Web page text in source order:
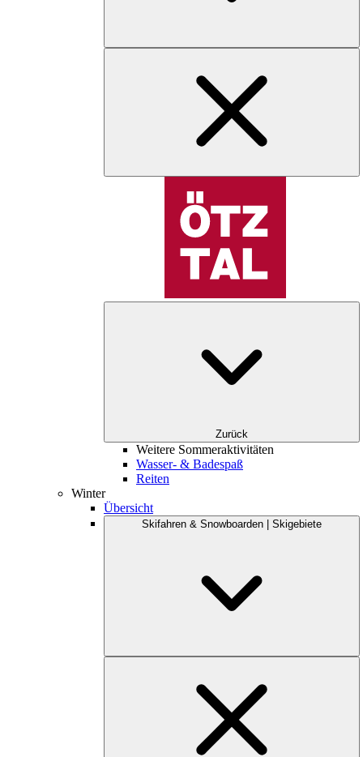
Zurück
Weitere Sommeraktivitäten
Wasser- & Badespaß
Reiten
Winter
Übersicht
Skifahren & Snowboarden | Skigebiete